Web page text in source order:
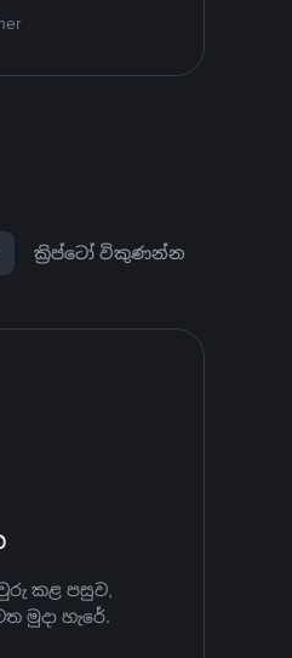
ක්‍රිප්ටෝ විකුණන්න
කළ පසුව,
මුදා හැරේ.